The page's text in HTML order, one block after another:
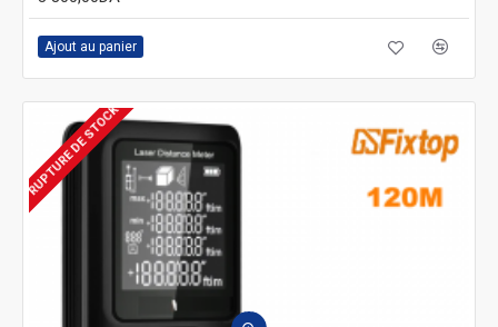
Ajout au panier
RUPTURE DE STOCK